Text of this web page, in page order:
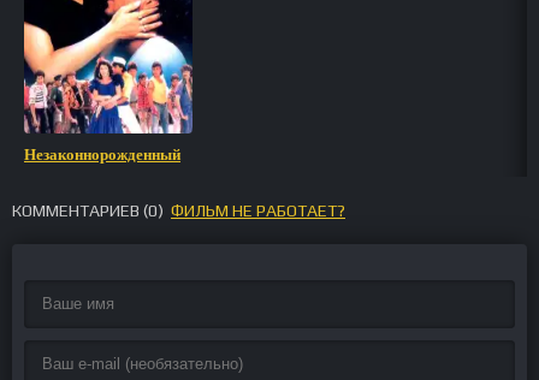
Незаконнорожденный
КОММЕНТАРИЕВ (0) ФИЛЬМ НЕ РАБОТАЕТ?